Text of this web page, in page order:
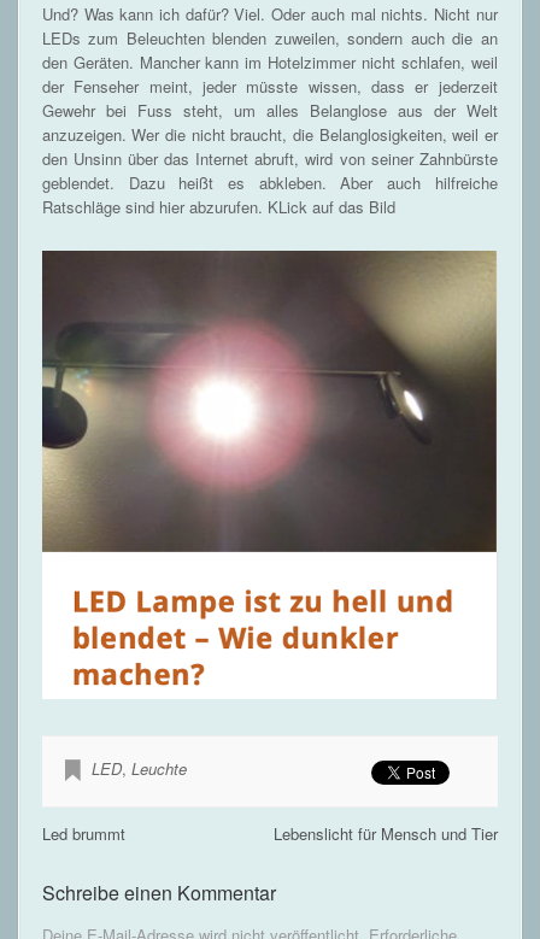
Und? Was kann ich dafür? Viel. Oder auch mal nichts. Nicht nur
LEDs zum Beleuchten blenden zuweilen, sondern auch die an
den Geräten. Mancher kann im Hotelzimmer nicht schlafen, weil
der Fenseher meint, jeder müsste wissen, dass er jederzeit
Gewehr bei Fuss steht, um alles Belanglose aus der Welt
anzuzeigen. Wer die nicht braucht, die Belanglosigkeiten, weil er
den Unsinn über das Internet abruft, wird von seiner Zahnbürste
geblendet. Dazu heißt es abkleben. Aber auch hilfreiche
Ratschläge sind hier abzurufen. KLick auf das Bild
LED, Leuchte
Lebenslicht für Mensch und Tier
Led brummt
Schreibe einen Kommentar